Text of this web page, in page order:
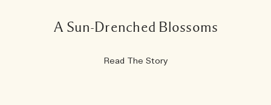
A Sun-Drenched Blossoms
Read The Story